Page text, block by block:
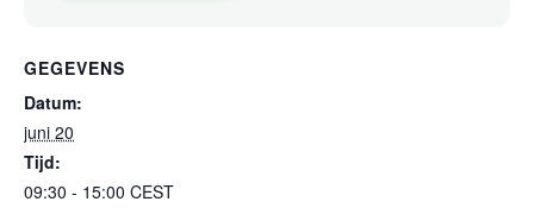
GEGEVENS
Datum:
juni 20
Tijd:
09:30 - 15:00 CEST